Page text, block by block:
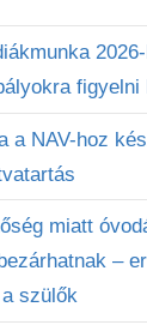
figyelni
a NAV-hoz
miatt
–
szülők